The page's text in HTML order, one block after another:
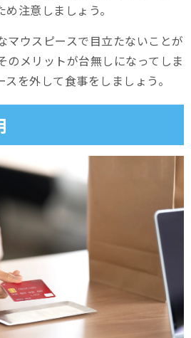
注意しましょう。
マウスピースで目立たないことが
のメリットが台無しになってしま
を外して食事をしましょう。